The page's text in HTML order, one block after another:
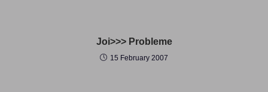
Joi>>> Probleme
15 February 2007